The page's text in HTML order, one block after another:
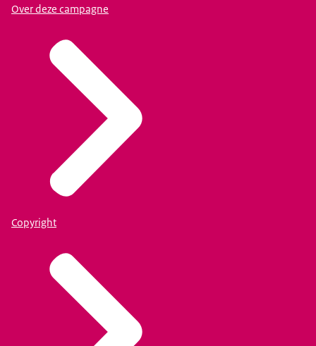
Over deze campagne
Copyright